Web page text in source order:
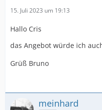
15. Juli 2023 um 19:13
Hallo Cris
das Angebot würde ich
Grüß Bruno
meinhard